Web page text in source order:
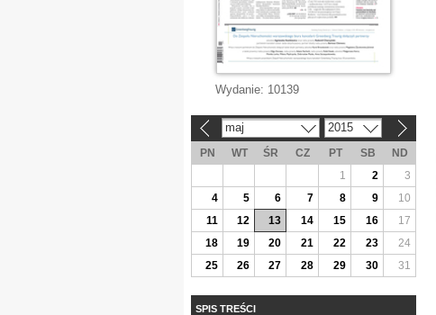
Wydanie: 10139
maj 2015
PN WT ŚR CZ PT SB
ND
1
2
3
4
5 6 7 8 9
10
11
12 13 14 15 16
17
18
19 20 21 22 23
24
25
26 27 28 29 30 31
SPIS TREŚCI